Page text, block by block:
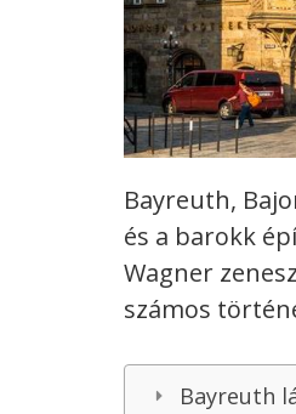
Bayreuth,
és a barokk
Wagner
számos
Bayreuth